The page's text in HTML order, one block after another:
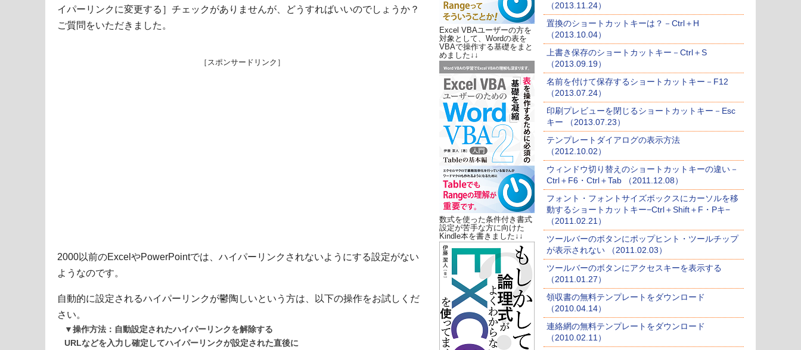
イパーリンクに変更する］チェックがありませんが、どうすればいいのでしょうか？
ご質問をいただきました。
［スポンサードリンク］
2000以前のExcelやPowerPointでは、ハイパーリンクされないようにする設定がない
ようなのです。
自動的に設定されるハイパーリンクが鬱陶しいという方は、以下の操作をお試しくだ
さい。
▼操作方法：自動設定されたハイパーリンクを解除する
URLなどを入力し確定してハイパーリンクが設定された直後に
Excel VBAユーザーの方を
対象として、Wordの表を
VBAで操作する基礎をまと
めました↓↓
数式を使った条件付き書式
設定が苦手な方に向けた
Kindle本を書きました↓↓
（2013.11.24）
置換のショートカットキーは？－Ctrl＋H
（2013.10.04）
上書き保存のショートカットキー－Ctrl＋S
（2013.09.19）
名前を付けて保存するショートカットキー－F12
（2013.07.24）
印刷プレビューを閉じるショートカットキー－Esc
キー （2013.07.23）
テンプレートダイアログの表示方法
（2012.10.02）
ウィンドウ切り替えのショートカットキーの違い－
Ctrl＋F6・Ctrl＋Tab （2011.12.08）
フォント・フォントサイズボックスにカーソルを移
動するショートカットキー−Ctrl＋Shift＋F・Pキ−
（2011.02.21）
ツールバーのボタンにポップヒント・ツールチップ
が表示されない （2011.02.03）
ツールバーのボタンにアクセスキーを表示する
（2011.01.27）
領収書の無料テンプレートをダウンロード
（2010.04.14）
連絡網の無料テンプレートをダウンロード
（2010.02.11）